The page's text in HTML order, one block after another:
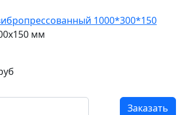
мм
Заказать